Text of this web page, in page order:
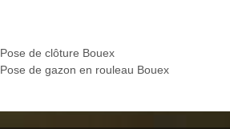
Pose de clôture Bouex
Pose de gazon en rouleau Bouex